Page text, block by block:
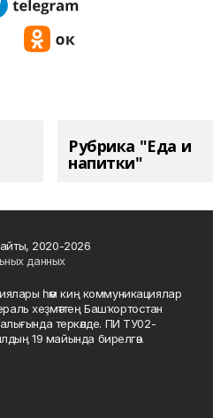
Рубрика "Еда и
напитки"
2020-2026
данных
һәм киң коммуникациялар
хеҙмәттең Башҡортостан
теркәлде. ПИ ТУ02-
19 майында бирелгән.